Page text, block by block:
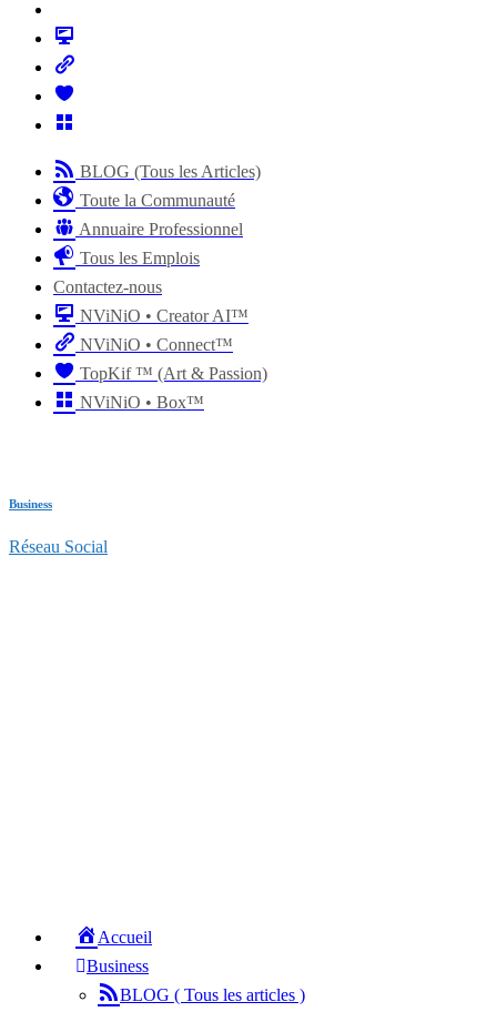
BLOG (Tous les Articles)
Toute la Communauté
Annuaire Professionnel
Tous les Emplois
Contactez-nous
NViNiO • Creator AI™
NViNiO • Connect™
TopKif ™ (Art & Passion)
NViNiO • Box™
Business
Réseau Social
Accueil
Business
BLOG ( Tous les articles )